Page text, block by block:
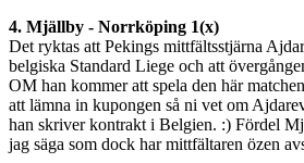
4. Mjällby - Norrköping 1(x)
Det ryktas att Pekings mittfältsstjärna
belgiska Standard Liege och att
OM han kommer att spela den här
att lämna in kupongen så ni vet om
han skriver kontrakt i Belgien. :) Fördel
jag säga som dock har mittfältaren özen